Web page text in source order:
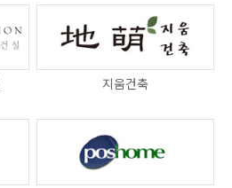
지움건축